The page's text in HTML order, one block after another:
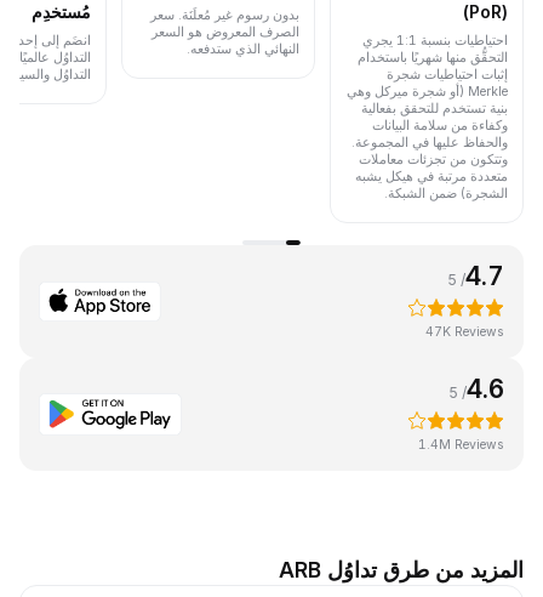
(PoR)
احتياطيات بنسبة 1:1 يجري
التحقُّق منها شهريًا باستخدام
إثبات احتياطيات شجرة
Merkle (أو شجرة ميركل وهي
بنية تستخدم للتحقق بفعالية
وكفاءة من سلامة البيانات
والحفاظ عليها في المجموعة.
وتتكون من تجزئات معاملات
متعددة مرتبة في هيكل يشبه
الشجرة) ضمن الشبكة.
بدون رسوم غير مُعلَنَة. سعر
الصرف المعروض هو السعر
النهائي الذي ستدفعه.
مُستخدِم
انضَم إلى إحدى
التداوُل
التداوُل والسيولة.
4.7
/ 5
47K Reviews
4.6
/ 5
1.4M Reviews
المزيد من طرق تداوُل ARB